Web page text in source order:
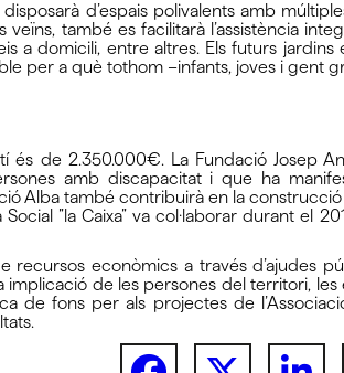
d’espais polivalents amb
també es facilitarà l’assistència
a domicili, entre altres. Els futurs
per a què tothom –infants, joves i gent
és de 2.350.000€. La Fundació Josep
amb discapacitat i que ha
Alba també contribuirà en la
”la Caixa” va col·laborar durant el
econòmics a través d’ajudes
de les persones del territori, les
de fons per als projectes de